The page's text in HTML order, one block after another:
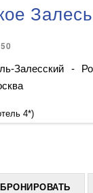
Залесский -
4*)